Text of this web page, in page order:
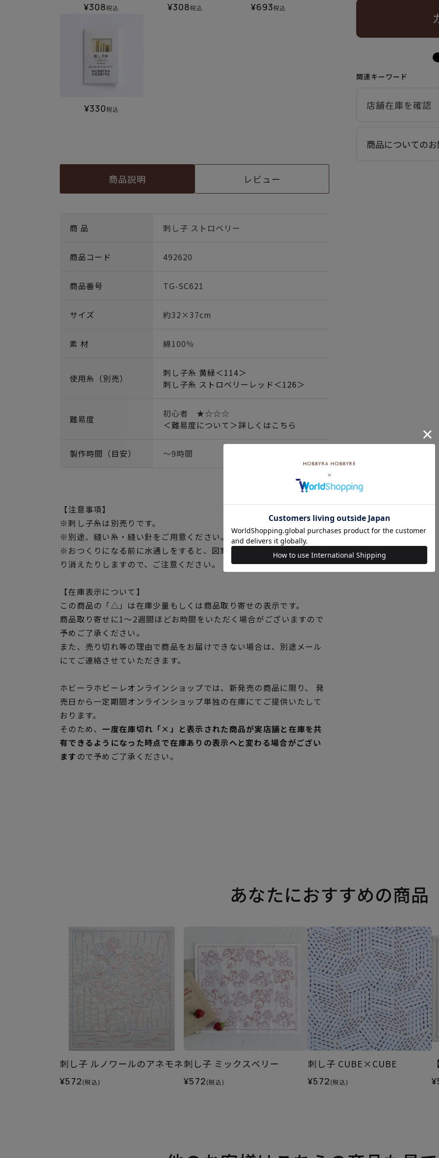
¥308税込 ¥308税込 ¥693税込
¥330税込
商品説明 レビュー
商 品 刺し子 ストロベリー
商品コード 492620
商品番号 TG-SC621
サイズ 約32×37cm
素 材 綿100％
使用糸（別売）
刺し子糸 黄緑＜114＞
刺し子糸 ストロベリーレッド＜126＞
難易度
初心者 ★☆☆☆
＜難易度について＞詳しくはこちら
製作時間（目安） ～9時間
【注意事項】
※刺し子糸は別売りです。
※別途、縫い糸・縫い針をご用意ください。
※おつくりになる前に水通しをすると、図案の線が見えにくくなった
り消えたりしますので、ご注意ください。
【在庫表示について】
この商品の「△」は在庫少量もしくは商品取り寄せの表示です。
商品取り寄せに1～2週間ほどお時間をいただく場合がございますので
予めご了承ください。
また、売り切れ等の理由で商品をお届けできない場合は、別途メール
にてご連絡させていただきます。
ホビーラホビーレオンラインショップでは、新発売の商品に限り、 発
売日から一定期間オンラインショップ単独の在庫にてご提供いたして
おります。
そのため、 一度在庫切れ「×」と表示された商品が実店舗と在庫を共
有できるようになった時点で在庫ありの表示へと変わる場合がござい
ます ので予めご了承ください。
関連キーワード
商品についての
あなたにおすすめの商品
刺し子 ルノワールのアネモネ
¥572(税込)
刺し子 ミックスベリー
¥572(税込)
刺し子 CUBE×CUBE
¥572(税込)